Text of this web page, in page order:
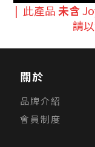
| 此產品 未含
請
關於
品牌介紹
會員制度